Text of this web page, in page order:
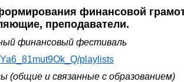
финансовой
преподаватели.
финансовый фестиваль
playlists
(общие и связанные с образованием)